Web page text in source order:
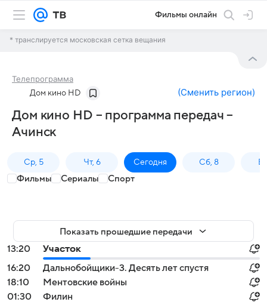
Фильмы онлайн
* транслируется московская сетка вещания
Телепрограмма
Дом кино HD (Сменить регион)
Дом кино HD – программа передач –
Ачинск
Ср, 5 Чт, 6 Сегодня Сб, 8
Фильмы Сериалы Спорт
Показать прошедшие передачи
13:20
Участок
16:20
Дальнобойщики-3. Десять лет спустя
18:10
Ментовские войны
01:30
Филин